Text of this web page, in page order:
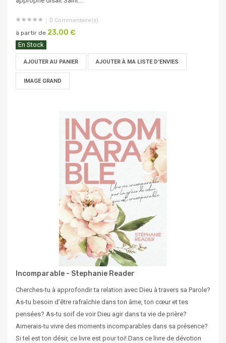
0 Commentaire(s)
à partir de 23,00 €
En Stock
AJOUTER AU PANIER AJOUTER À MA LISTE D'ENVIES
IMAGE GRAND
Incomparable - Stephanie Reader
Cherches-tu à approfondir ta relation avec Dieu à travers sa Parole?
As-tu besoin d’être rafraîchie dans ton âme, ton cœur et tes
pensées? As-tu soif de voir Dieu agir dans ta vie de prière?
Aimerais-tu vivre des moments incomparables dans sa présence?
Si tel est ton désir, ce livre est pour toi! Dans ce livre de dévotion